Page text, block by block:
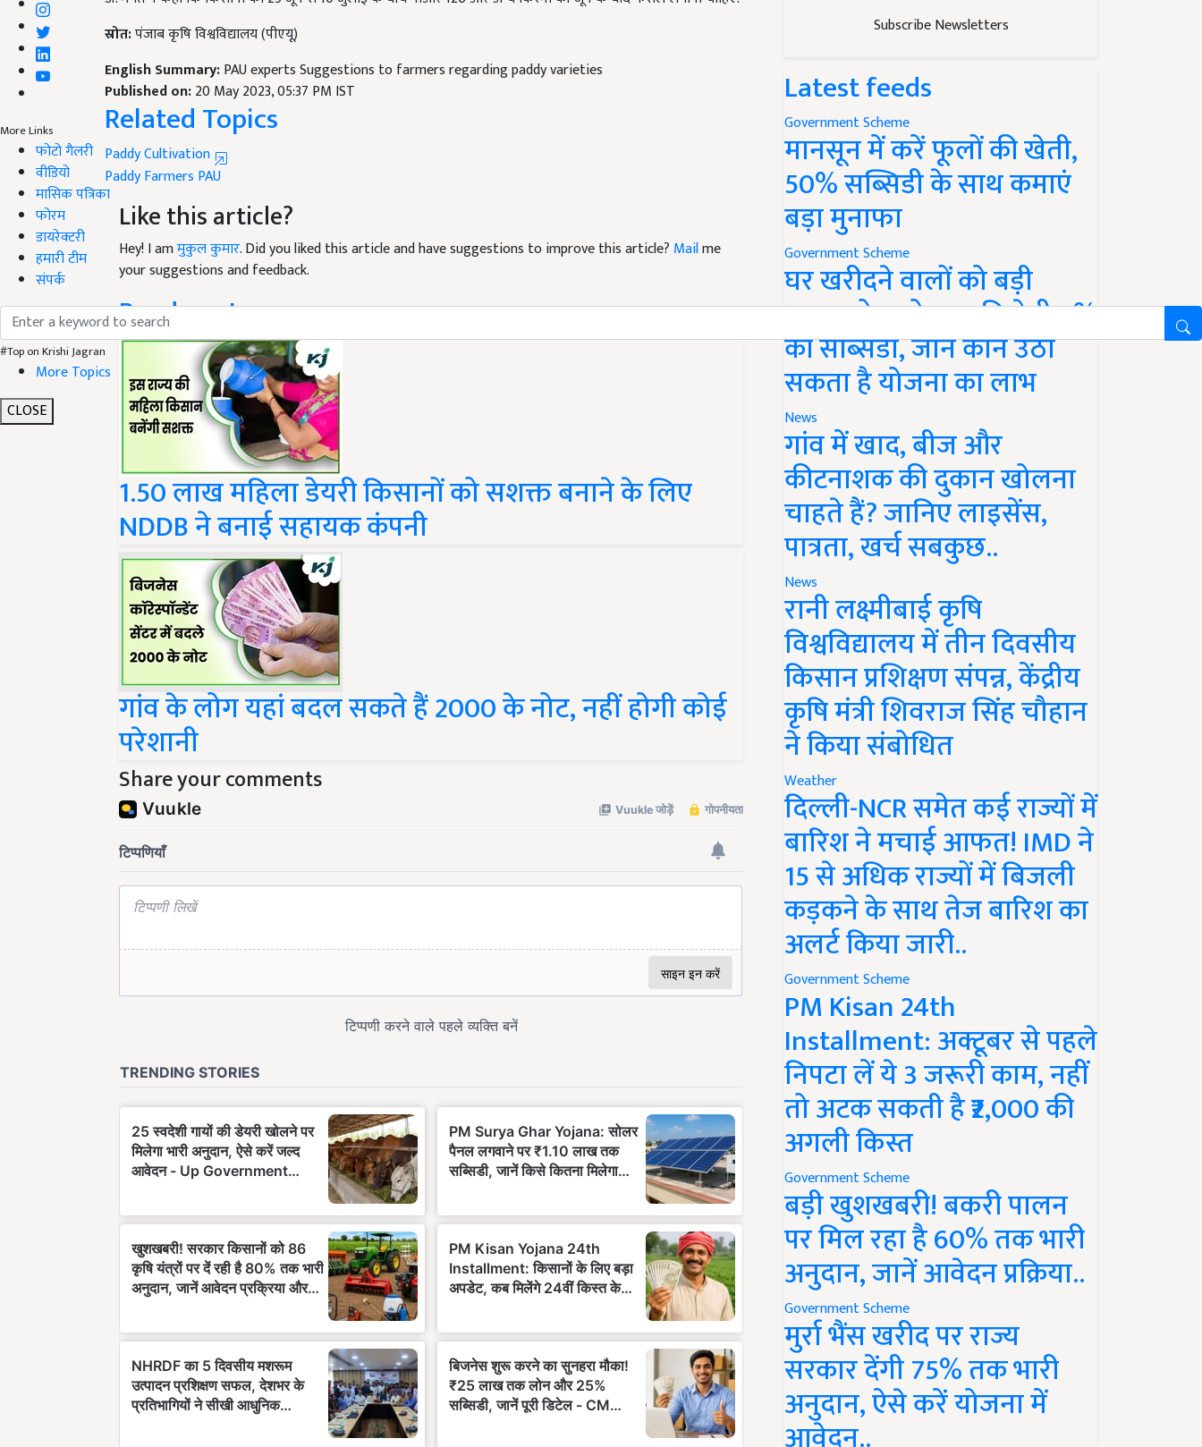
More Links
फोटो गैलरी
वीडियो
मासिक पत्रिका
फोरम
डायरेक्टरी
हमारी टीम
संपर्क
#Top on Krishi Jagran
More Topics
CLOSE
पंजाब कृषि विश्वविद्यालय (पीएयू)
English Summary:
PAU experts Suggestions to farmers regarding paddy varieties
Published on:20 May 2023, 05:37 PM IST
Related Topics
Paddy Cultivation
PaddyFarmersPAU
Like this article?
Hey! I amमुकुल कुमार. Did you liked this article and have suggestions to improve this article?
your suggestions and feedback.
Read next
1.50 लाख महिला डेयरी किसानों को सशक्त बनाने के लिए
NDDB ने बनाई सहायक कंपनी
गांव के लोग यहां बदल सकते हैं 2000 के नोट, नहीं होगी कोई
परेशानी
Share your comments
Subscribe Newsletters
Latest feeds
Government Scheme
मानसून में करें फूलों की खेती,
50% सब्सिडी के साथ कमाएं
बड़ा मुनाफा
Government Scheme
घर खरीदने वालों को बड़ी
राहत, होम लोन पर मिलेगी 4%
की सब्सिडी, जानें कौन उठा
सकता है योजना का लाभ
News
गांव में खाद, बीज और
कीटनाशक की दुकान खोलना
चाहते हैं? जानिए लाइसेंस,
पात्रता, खर्च सबकुछ..
News
रानी लक्ष्मीबाई कृषि
विश्वविद्यालय में तीन दिवसीय
किसान प्रशिक्षण संपन्न, केंद्रीय
कृषि मंत्री शिवराज सिंह चौहान
ने किया संबोधित
Weather
दिल्ली-NCR समेत कई राज्यों में
बारिश ने मचाई आफत! IMD ने
15 से अधिक राज्यों में बिजली
कड़कने के साथ तेज बारिश का
अलर्ट किया जारी..
Government Scheme
PM Kisan 24th
Installment: अक्टूबर से पहले
निपटा लें ये 3 जरूरी काम, नहीं
तो अटक सकती है ₹2,000 की
अगली किस्त
Government Scheme
बड़ी खुशखबरी! बकरी पालन
पर मिल रहा है 60% तक भारी
अनुदान, जानें आवेदन प्रक्रिया..
Government Scheme
मुर्रा भैंस खरीद पर राज्य
सरकार देंगी 75% तक भारी
अनुदान, ऐसे करें योजना में